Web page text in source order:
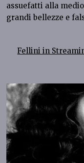
assuefatti alla
grandi bellezze e
Fellini in